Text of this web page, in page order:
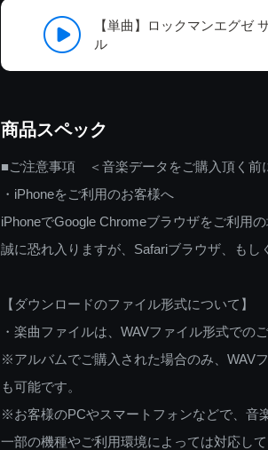
【単曲】ロックマンエグゼ
ル
商品スペック
■ご注意事項 ＜音楽データをご購入頂く前
・iPhoneをご利用のお客様へ
iPhoneでGoogle Chromeブラウザをご利用
誠に恐れ入りますが、Safariブラウザ、もし
【ダウンロードのファイル形式について】
・楽曲ファイルは、WAVファイル形式での
※アルバムでご購入された場合のみ、WAV
も可能です。
※お客様のPCやスマートフォンなどで、音
一部の機種やご利用環境によっては対応し